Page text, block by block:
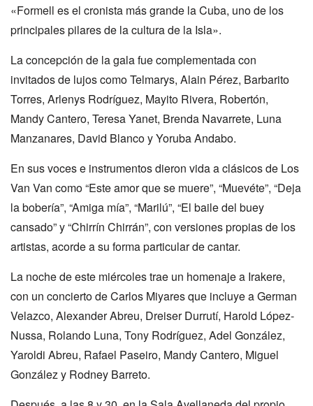
«Formell es el cronista más grande la Cuba, uno de los
principales pilares de la cultura de la Isla».
La concepción de la gala fue complementada con
invitados de lujos como Telmarys, Alain Pérez, Barbarito
Torres, Arlenys Rodríguez, Mayito Rivera, Robertón,
Mandy Cantero, Teresa Yanet, Brenda Navarrete, Luna
Manzanares, David Blanco y Yoruba Andabo.
En sus voces e instrumentos dieron vida a clásicos de Los
Van Van como “Este amor que se muere”, “Muevéte”, “Deja
la bobería”, “Amiga mía”, “Marilú”, “El baile del buey
cansado” y “Chirrín Chirrán”, con versiones propias de los
artistas, acorde a su forma particular de cantar.
La noche de este miércoles trae un homenaje a Irakere,
con un concierto de Carlos Miyares que incluye a German
Velazco, Alexander Abreu, Dreiser Durrutí, Harold López-
Nussa, Rolando Luna, Tony Rodríguez, Adel González,
Yaroldi Abreu, Rafael Paseiro, Mandy Cantero, Miguel
González y Rodney Barreto.